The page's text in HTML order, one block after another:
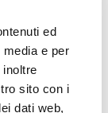
ed
e per
sito con i
dati web,
€ 1,337€